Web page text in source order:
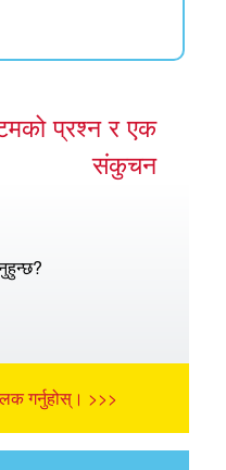
प्रश्न र एक
संकुचन
गर्नुहोस्। >>>